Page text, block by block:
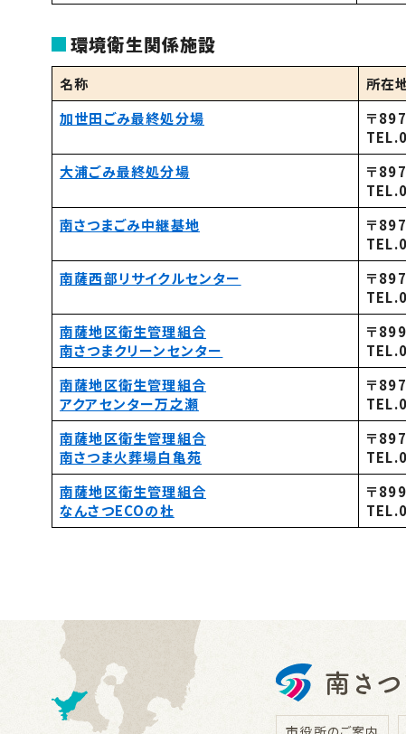
環境衛生関係施設
名称
所在
加世田ごみ最終処分場
〒
大浦ごみ最終処分場
〒
南さつまごみ中継基地
〒
南薩西部リサイクルセンター
〒
南薩地区衛生管理組合
南さつまクリーンセンター
〒
南薩地区衛生管理組合
アクアセンター万之瀬
〒
南薩地区衛生管理組合
南さつま火葬場白亀苑
〒
南薩地区衛生管理組合
なんさつECOの杜
〒